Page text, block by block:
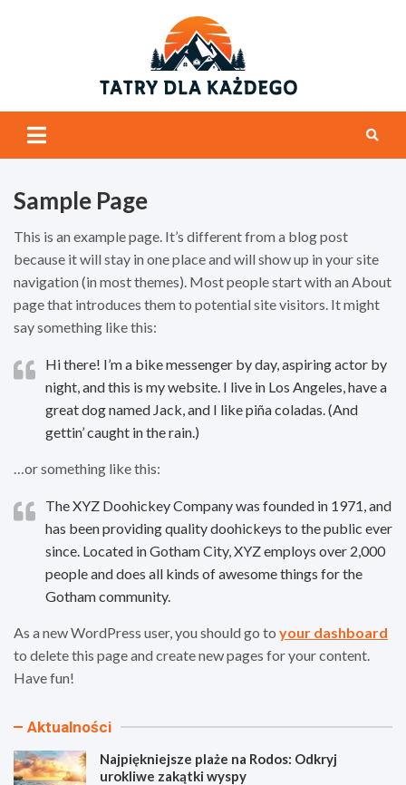
Sample Page
This is an example page. It’s different from a blog post
because it will stay in one place and will show up in your site
navigation (in most themes). Most people start with an About
page that introduces them to potential site visitors. It might
say something like this:
Hi there! I’m a bike messenger by day, aspiring actor by
night, and this is my website. I live in Los Angeles, have a
great dog named Jack, and I like piña coladas. (And
gettin’ caught in the rain.)
…or something like this:
The XYZ Doohickey Company was founded in 1971, and
has been providing quality doohickeys to the public ever
since. Located in Gotham City, XYZ employs over 2,000
people and does all kinds of awesome things for the
Gotham community.
As a new WordPress user, you should go to your dashboard
to delete this page and create new pages for your content.
Have fun!
Aktualności
Najpiękniejsze plaże na Rodos: Odkryj
urokliwe zakątki wyspy